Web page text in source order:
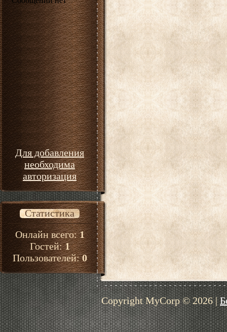
Для добавления
необходима
авторизация
Статистика
Онлайн всего:1
Гостей:1
Пользователей:0
Copyright MyCorp © 2026|